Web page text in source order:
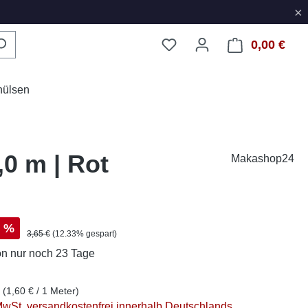
×
0,00 €
m | Rot Makashop24
% Regulärer Preis:
3,65 € (12.33% gespart)
nur noch 23 Tage
(1,60 € / 1 Meter)